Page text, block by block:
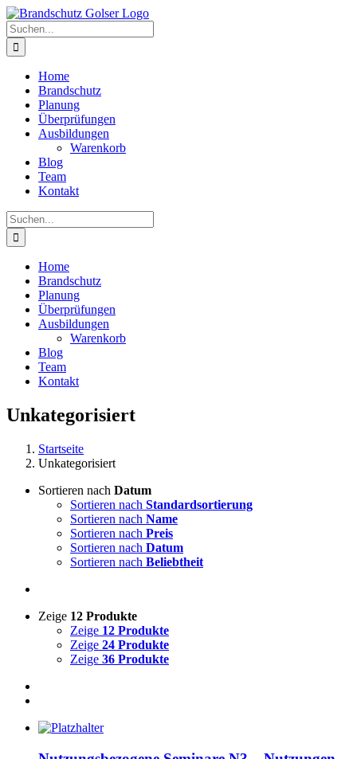
Skip
to
content
Suche
nach:
Home
Brandschutz
Planung
Überprüfungen
Ausbildungen
Warenkorb
Blog
Team
Kontakt
Suche
nach:
Home
Brandschutz
Planung
Überprüfungen
Ausbildungen
Warenkorb
Blog
Team
Kontakt
Unkategorisiert
Startseite
Unkategorisiert
Sortieren nach Datum
Sortieren nach Standardsortierung
Sortieren nach Name
Sortieren nach Preis
Sortieren nach Datum
Sortieren nach Beliebtheit
Zeige 12 Produkte
Zeige 12 Produkte
Zeige 24 Produkte
Zeige 36 Produkte